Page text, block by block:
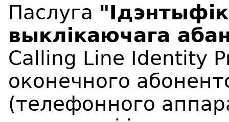
Паслуга
выклікаючага
Calling Line Identity
оконечного
(телефонного